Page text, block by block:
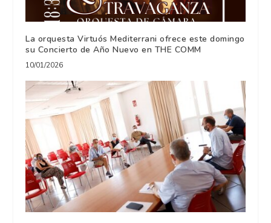
La orquesta Virtuós Mediterrani ofrece este domingo
su Concierto de Año Nuevo en THE COMM
10/01/2026